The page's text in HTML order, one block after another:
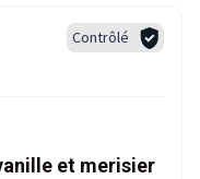
Contrôlé
et merisier